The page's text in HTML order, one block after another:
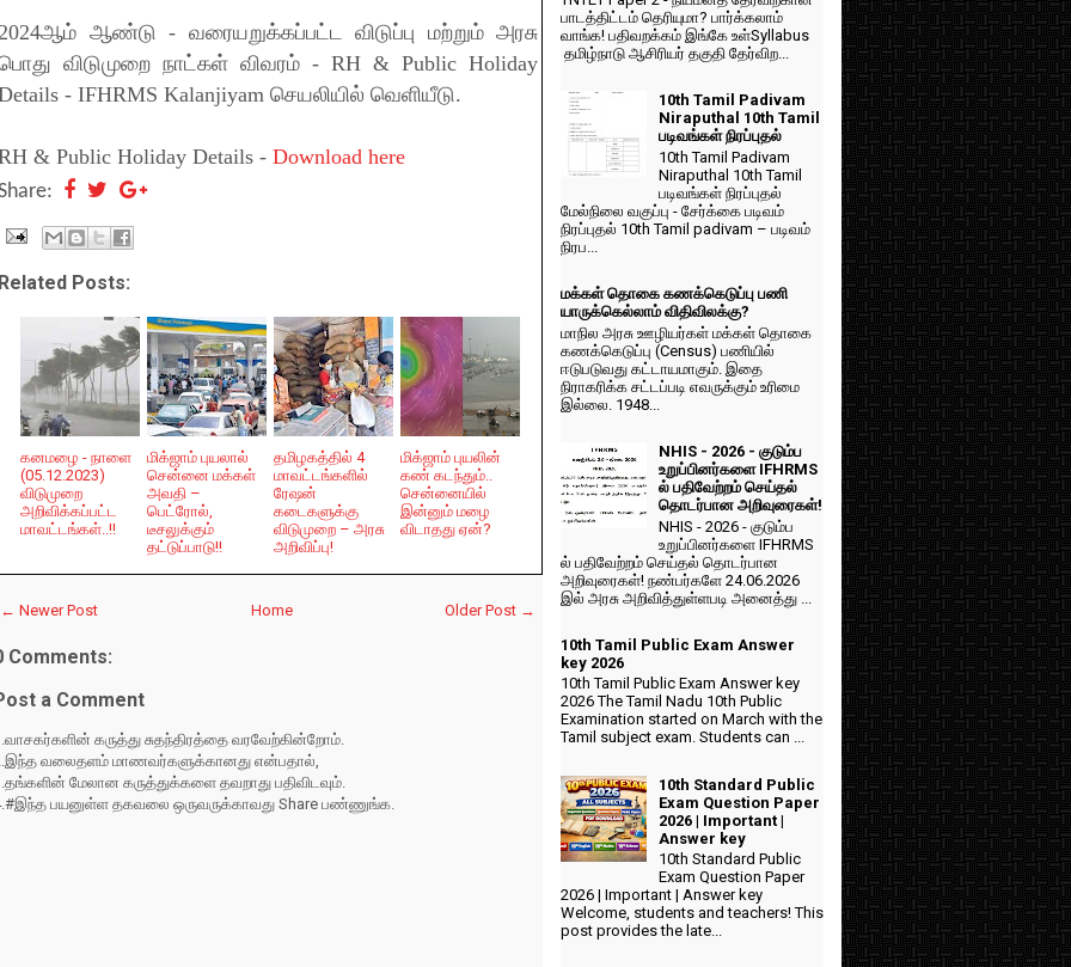
ஆண்டு - வரையறுக்கப்பட்ட விடுப்பு மற்றும் அரசு
விடுமுறை நாட்கள் விவரம் - RH & Public Holiday
- IFHRMS Kalanjiyam செயலியில் வெளியீடு.
& Public Holiday Details - Download here
Posts:
கனமழை - நாளை
(05.12.2023)
விடுமுறை
அறிவிக்கப்பட்ட
மாவட்டங்கள்..!!
மிக்ஜாம் புயலால்
சென்னை மக்கள்
அவதி –
பெட்ரோல்,
டீசலுக்கும்
தட்டுப்பாடு!!
தமிழகத்தில் 4
மாவட்டங்களில்
ரேஷன்
கடைகளுக்கு
விடுமுறை – அரசு
அறிவிப்பு!
மிக்ஜாம் புயலின்
கண் கடந்தும்..
சென்னையில்
இன்னும் மழை
விடாதது ஏன்?
← Newer Post Older Post →
Home
Comments:
a Comment
கருத்து சுதந்திரத்தை வரவேற்கின்றோம்.
வலைதளம் மாணவர்களுக்கானது என்பதால்,
மேலான கருத்துக்களை தவறாது பதிவிடவும்.
பயனுள்ள தகவலை ஒருவருக்காவது Share பண்ணுங்க.
பாடத்திட்டம் தெரியுமா? பார்க்கலாம்
வாங்க! பதிவறக்கம் இங்கே உள்Syllabus
தமிழ்நாடு ஆசிரியர் தகுதி தேர்விற...
10th Tamil Padivam
Niraputhal 10th Tamil
படிவங்கள் நிரப்புதல்
10th Tamil Padivam
Niraputhal 10th Tamil
படிவங்கள் நிரப்புதல்
மேல்நிலை வகுப்பு - சேர்க்கை படிவம்
நிரப்புதல் 10th Tamil padivam – படிவம்
நிரப...
மக்கள் தொகை கணக்கெடுப்பு பணி
யாருக்கெல்லாம் விதிவிலக்கு?
மாநில அரசு ஊழியர்கள் மக்கள் தொகை
கணக்கெடுப்பு (Census) பணியில்
ஈடுபடுவது கட்டாயமாகும். இதை
நிராகரிக்க சட்டப்படி எவருக்கும் உரிமை
இல்லை. 1948...
NHIS - 2026 - குடும்ப
உறுப்பினர்களை IFHRMS
ல் பதிவேற்றம் செய்தல்
தொடர்பான அறிவுரைகள்!
NHIS - 2026 - குடும்ப
உறுப்பினர்களை IFHRMS
ல் பதிவேற்றம் செய்தல் தொடர்பான
அறிவுரைகள்! நண்பர்களே 24.06.2026
இல் அரசு அறிவித்துள்ளபடி அனைத்து ...
10th Tamil Public Exam Answer
key 2026
10th Tamil Public Exam Answer key
2026 The Tamil Nadu 10th Public
Examination started on March with the
Tamil subject exam. Students can ...
10th Standard Public
Exam Question Paper
2026 | Important |
Answer key
10th Standard Public
Exam Question Paper
2026 | Important | Answer key
Welcome, students and teachers! This
post provides the late...